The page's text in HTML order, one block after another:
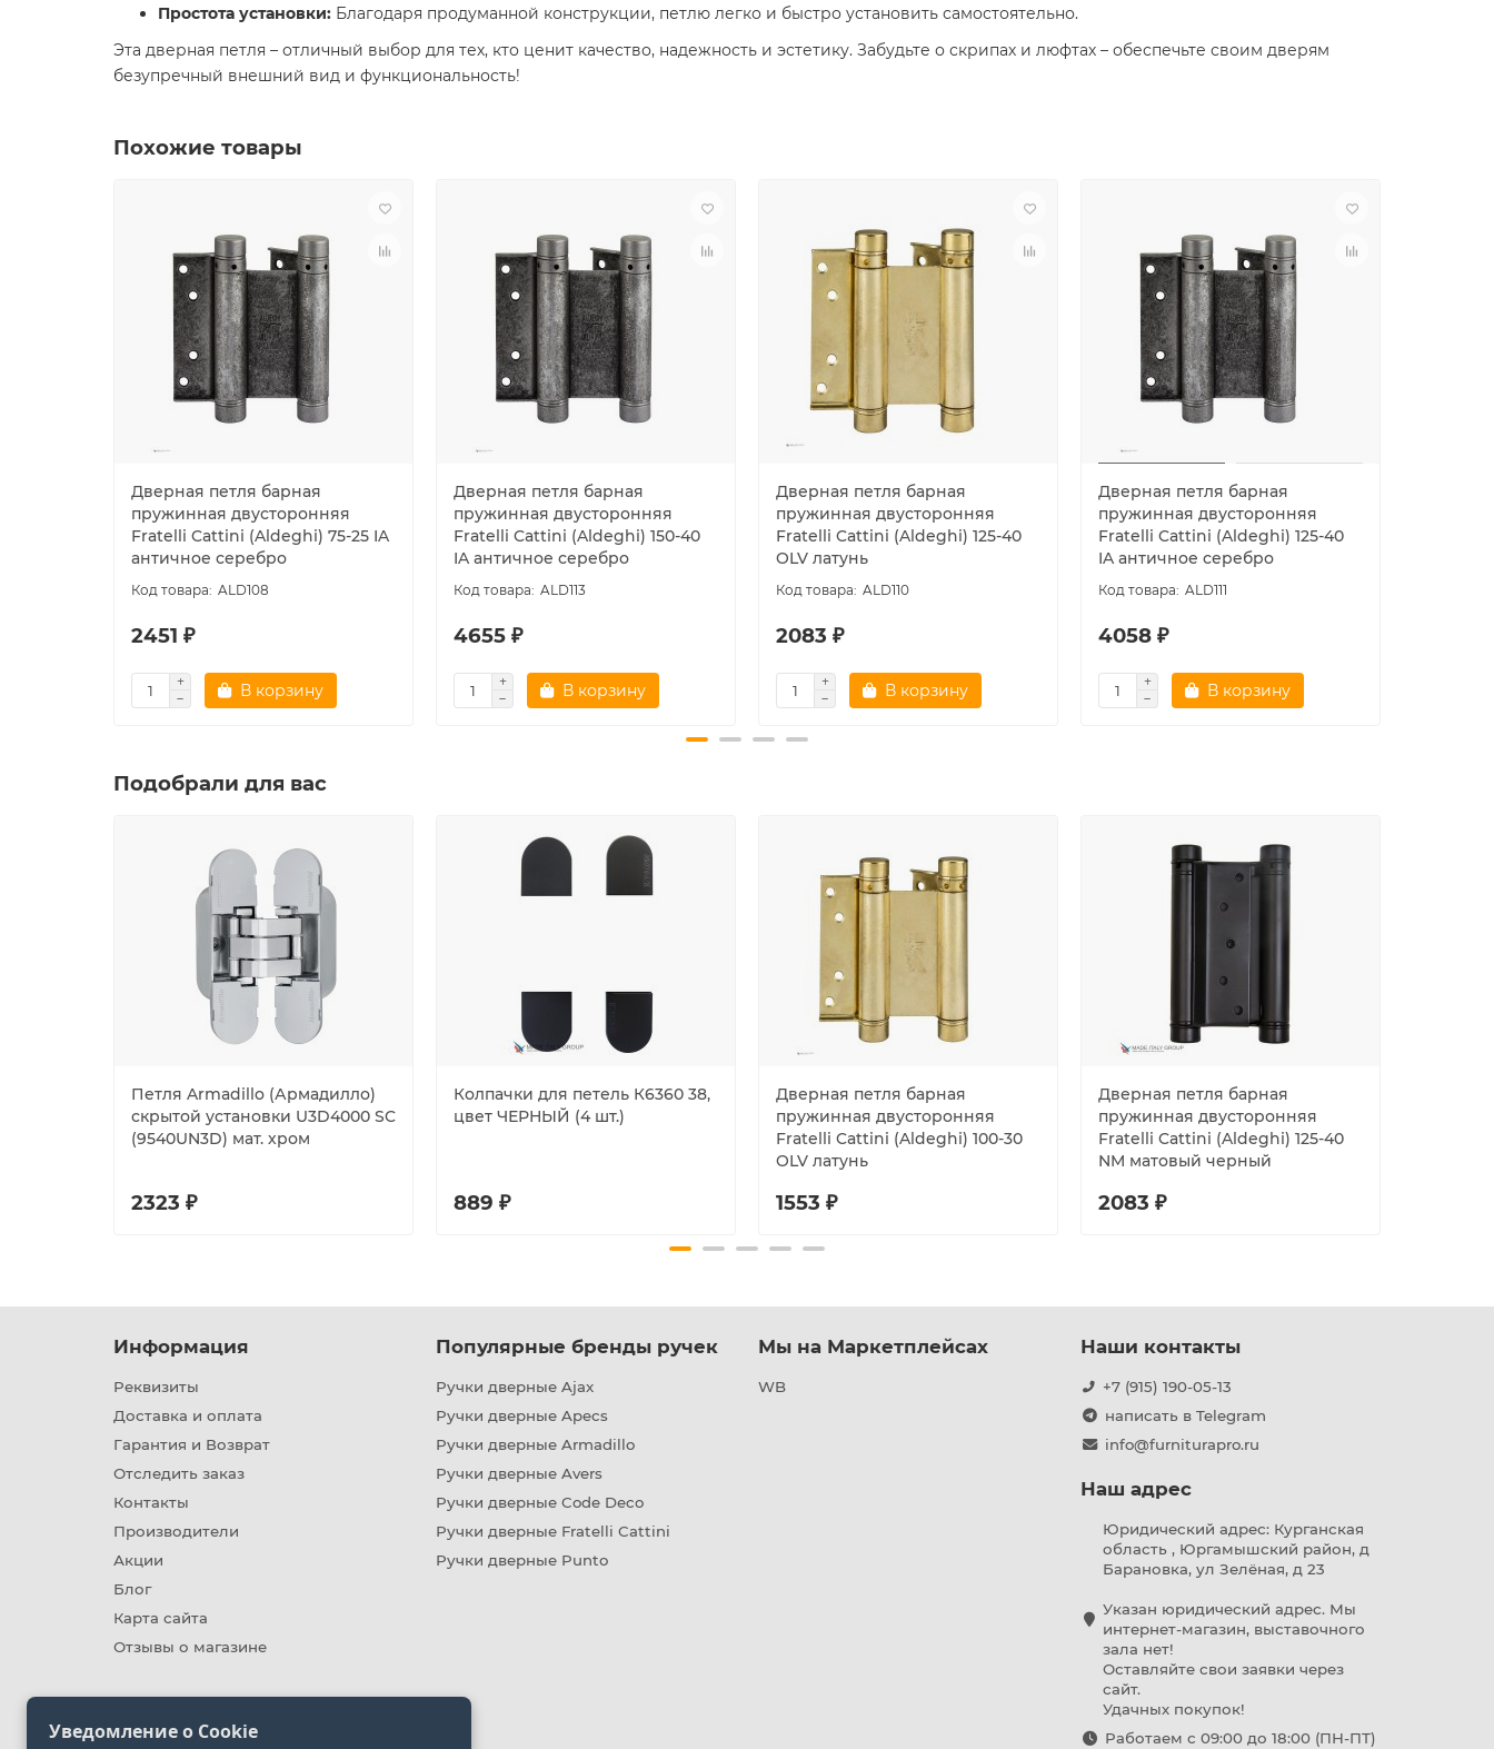
Простота установки: Благодаря продуманной конструкции, петлю легко и быстро установить самостоятельно.
Эта дверная петля – отличный выбор для тех, кто ценит качество, надежность и эстетику. Забудьте о скрипах и люфтах – обеспечьте своим дверям
безупречный внешний вид и функциональность!
Похожие товары
Дверная петля барная
пружинная двусторонняя
Fratelli Cattini (Aldeghi) 75-25 IA
античное серебро
ALD108
2451 ₽
В корзину
Дверная петля барная
пружинная двусторонняя
Fratelli Cattini (Aldeghi) 150-40
IA античное серебро
ALD113
4655 ₽
В корзину
Дверная петля барная
пружинная двусторонняя
Fratelli Cattini (Aldeghi) 125-40
OLV латунь
ALD110
2083 ₽
В корзину
Дверная петля барная
пружинная двусторонняя
Fratelli Cattini (Aldeghi) 125-40
IA античное серебро
ALD111
4058 ₽
В корзину
Подобрали для вас
Петля Armadillo (Армадилло)
скрытой установки U3D4000 SC
(9540UN3D) мат. хром
2323 ₽
Колпачки для петель К6360 38,
цвет ЧЕРНЫЙ (4 шт.)
889 ₽
Дверная петля барная
пружинная двусторонняя
Fratelli Cattini (Aldeghi) 100-30
OLV латунь
1553 ₽
Дверная петля барная
пружинная двусторонняя
Fratelli Cattini (Aldeghi) 125-40
NM матовый черный
2083 ₽
Информация
Реквизиты
Доставка и оплата
Гарантия и Возврат
Отследить заказ
Контакты
Производители
Акции
Блог
Карта сайта
Отзывы о магазине
Популярные бренды ручек
Ручки дверные Ajax
Ручки дверные Apecs
Ручки дверные Armadillo
Ручки дверные Avers
Ручки дверные Code Deco
Ручки дверные Fratelli Cattini
Ручки дверные Punto
Мы на Маркетплейсах
WB
Наши контакты
+7 (915) 190-05-13
написать в Telegram
info@furniturapro.ru
Наш адрес
Юридический адрес: Курганская
область , Юргамышский район, д
Барановка, ул Зелёная, д 23
Указан юридический адрес. Мы
интернет-магазин, выставочного
зала нет!
Оставляйте свои заявки через
сайт.
Удачных покупок!
Работаем с 09:00 до 18:00 (ПН-ПТ)
Уведомление о Cookie